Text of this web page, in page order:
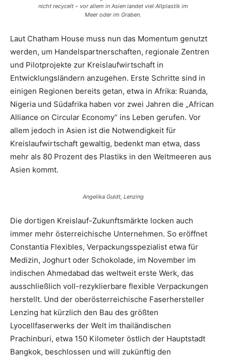
nicht recycelt – vor allem in Asien landet viel Altplastik im
Meer oder im Graben.
Laut Chatham House muss nun das Momentum genutzt
werden, um Handelspartnerschaften, regionale Zentren
und Pilotprojekte zur Kreislaufwirtschaft in
Entwicklungsländern anzugehen. Erste Schritte sind in
einigen Regionen bereits getan, etwa in Afrika: Ruanda,
Nigeria und Südafrika haben vor zwei Jahren die „African
Alliance on Circular Economy“ ins Leben gerufen. Vor
allem jedoch in Asien ist die Notwendigkeit für
Kreislaufwirtschaft gewaltig, bedenkt man etwa, dass
mehr als 80 Prozent des Plastiks in den Weltmeeren aus
Asien kommt.
Angelika Guldt, Lenzing
Die dortigen Kreislauf-Zukunftsmärkte locken auch
immer mehr österreichische Unternehmen. So eröffnet
Constantia Flexibles, Verpackungsspezialist etwa für
Medizin, Joghurt oder Schokolade, im November im
indischen Ahmedabad das weltweit erste Werk, das
ausschließlich voll-rezyklierbare flexible Verpackungen
herstellt. Und der oberösterreichische Faserhersteller
Lenzing hat kürzlich den Bau des größten
Lyocellfaserwerks der Welt im thailändischen
Prachinburi, etwa 150 Kilometer östlich der Hauptstadt
Bangkok, beschlossen und will zukünftig den